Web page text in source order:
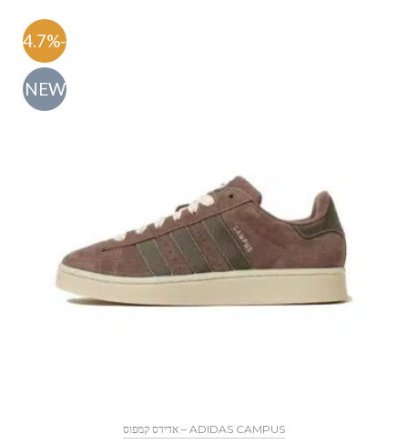
-54.7%
NEW
ADIDAS CAMPUS – אדידס קמפוס